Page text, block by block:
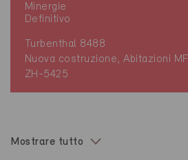
Minergie
Definitivo
Turbenthal 8488
Nuova costruzione, Abitazioni MF
ZH-5425
Mostrare tutto